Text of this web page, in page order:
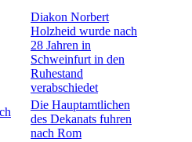
Diakon Norbert
Holzheid wurde nach
28 Jahren in
Schweinfurt in den
Ruhestand
verabschiedet
Die Hauptamtlichen
des Dekanats fuhren
nach Rom